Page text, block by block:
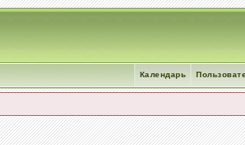
Календарь